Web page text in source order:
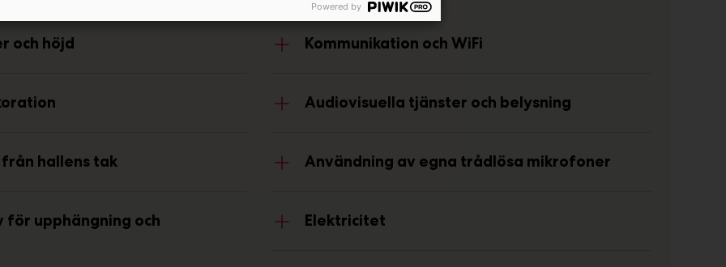
och höjd
hallens tak
för upphängning och
Kommunikation och WiFi
Audiovisuella tjänster och belysning
Användning av egna trådlösa mikrofoner
Elektricitet
Powered by